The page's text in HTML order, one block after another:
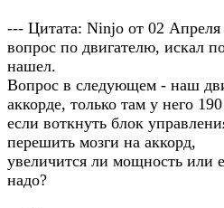
--- Цитата: Ninjo от 02 Апреля
вопрос по двигателю, искал
нашел.
Вопрос в следующем - наш
аккорде, только там у него
если воткнуть блок
перешить мозги на аккорд,
увеличится ли мощность или
надо?